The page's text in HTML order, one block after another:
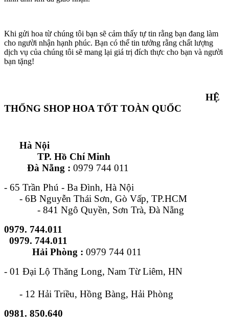
Khi gửi hoa từ chúng tôi bạn sẽ cảm thấy tự tin rằng bạn đang làm
cho người nhận hạnh phúc. Bạn có thể tin tưởng rằng chất lượng
dịch vụ của chúng tôi sẽ mang lại giá trị đích thực cho bạn và người
bạn tặng!
HỆ
THỐNG SHOP HOA TỐT TOÀN QUỐC
Hà Nội
TP. Hồ Chí Minh
Đà Nẵng : 0979 744 011
- 65 Trần Phú - Ba Đình, Hà Nội
- 6B Nguyễn Thái Sơn, Gò Vấp, TP.HCM
- 841 Ngô Quyền, Sơn Trà, Đà Nẵng
0979. 744.011
0979. 744.011
Hải Phòng : 0979 744 011
- 01 Đại Lộ Thăng Long, Nam Từ Liêm, HN
- 12 Hải Triều, Hồng Bàng, Hải Phòng
0981. 850.640